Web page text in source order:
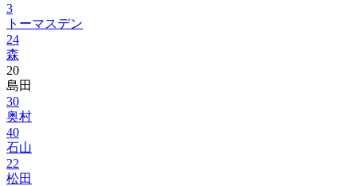
3
トーマスデン
24
森
20
島田
30
奥村
40
石山
22
松田